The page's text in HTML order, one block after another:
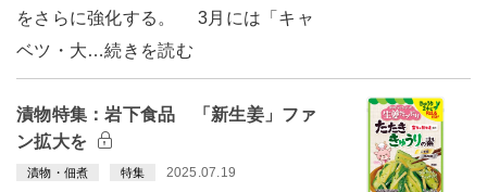
をさらに強化する。 3月には「キャ
ベツ・大…続きを読む
漬物特集：岩下食品 「新生姜」ファ
ン拡大を
漬物・佃煮 特集 2025.07.19